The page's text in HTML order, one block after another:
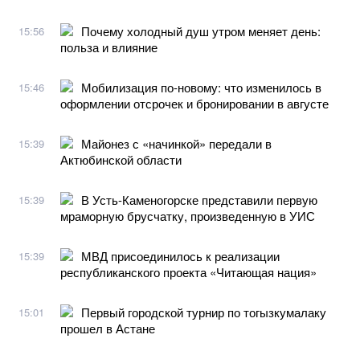
15:56
Почему холодный душ утром меняет день:
польза и влияние
15:46
Мобилизация по-новому: что изменилось в
оформлении отсрочек и бронировании в августе
15:39
Майонез с «начинкой» передали в
Актюбинской области
15:39
В Усть-Каменогорске представили первую
мраморную брусчатку, произведенную в УИС
15:39
МВД присоединилось к реализации
республиканского проекта «Читающая нация»
15:01
Первый городской турнир по тогызкумалаку
прошел в Астане